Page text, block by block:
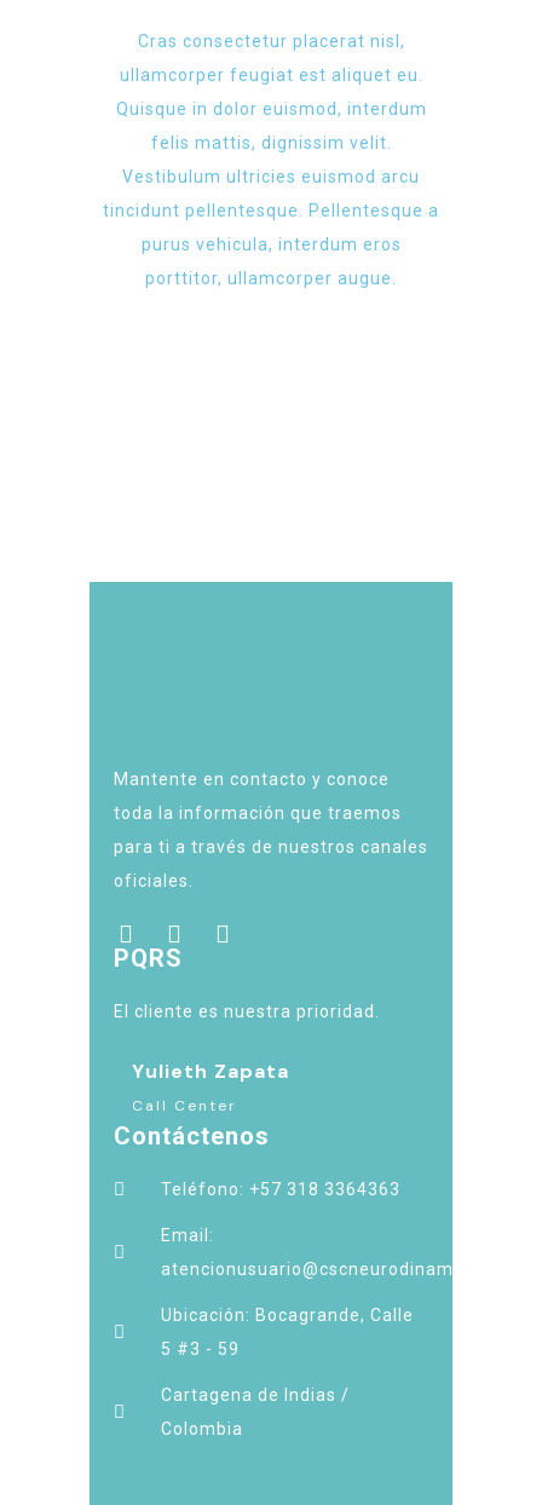
Cras consectetur placerat nisl,
ullamcorper feugiat est aliquet eu.
Quisque in dolor euismod, interdum
felis mattis, dignissim velit.
Vestibulum ultricies euismod arcu
tincidunt pellentesque. Pellentesque a
purus vehicula, interdum eros
porttitor, ullamcorper augue.
Mantente en contacto y conoce
toda la información que traemos
para ti a través de nuestros canales
oficiales.
PQRS
El cliente es nuestra prioridad.
Yulieth Zapata
Call Center
Contáctenos
Teléfono: +57 318 3364363
Email:
atencionusuario@cscneurodinamia.com.co
Ubicación: Bocagrande, Calle
5 #3 - 59
Cartagena de Indias /
Colombia